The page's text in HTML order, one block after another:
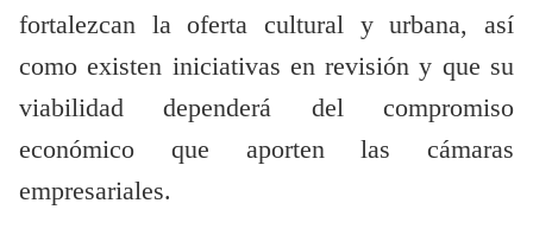
fortalezcan la oferta cultural y urbana, así
como existen iniciativas en revisión y que su
viabilidad dependerá del compromiso
económico que aporten las cámaras
empresariales.